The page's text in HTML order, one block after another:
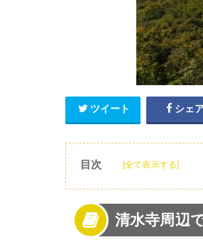
ツイート シェ
目次 [全て表示する]
3 清水寺のおすすめお
4 清水寺のおすすめお
清水寺周辺